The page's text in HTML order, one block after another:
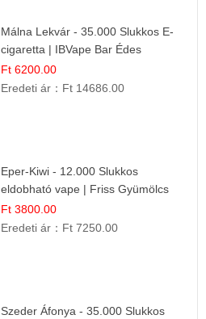
Málna Lekvár - 35.000 Slukkos E-
cigaretta | IBVape Bar Édes
Gyümölcs Íz
Ft 6200.00
Eredeti ár： Ft 14686.00
Eper-Kiwi - 12.000 Slukkos
eldobható vape | Friss Gyümölcs
Kombináció
Ft 3800.00
Eredeti ár： Ft 7250.00
Szeder Áfonya - 35.000 Slukkos